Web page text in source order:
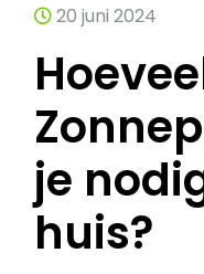
20 juni 2024
je
huis?